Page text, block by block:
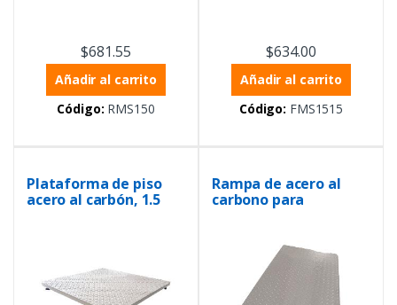
$681.55
Añadir al carrito
Código: RMS150
$634.00
Añadir al carrito
Código: FMS1515
Plataforma de piso
acero al carbón, 1.5
Rampa de acero al
carbono para
balanzas de 1 metro